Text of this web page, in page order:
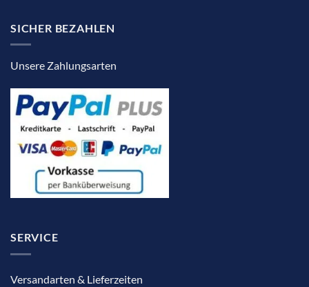
SICHER BEZAHLEN
Unsere Zahlungsarten
SERVICE
Versandarten & Lieferzeiten